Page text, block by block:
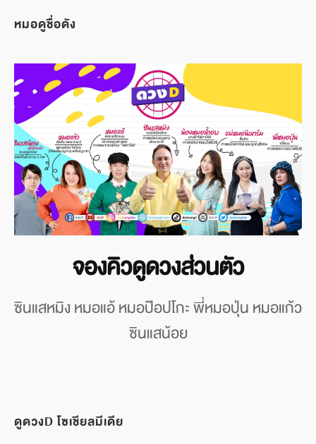
หมอดูชื่อดัง
จองคิวดูดวงส่วนตัว
ซินแสหมิง หมอแอ้ หมอป๊อปโกะ พี่หมอปุ่น หมอแก้ว
ซินแสน้อย
ดูดวงD โซเชียลมีเดีย